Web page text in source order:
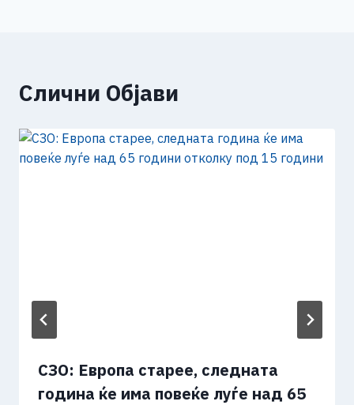
Слични Објави
СЗО: Европа старее, следната
година ќе има повеќе луѓе над 65